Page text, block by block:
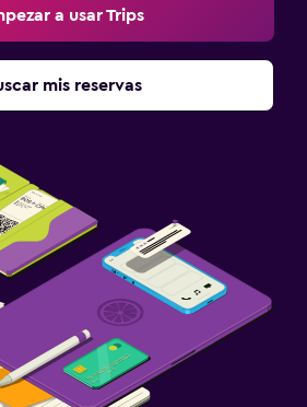
a usar Trips
mis reservas